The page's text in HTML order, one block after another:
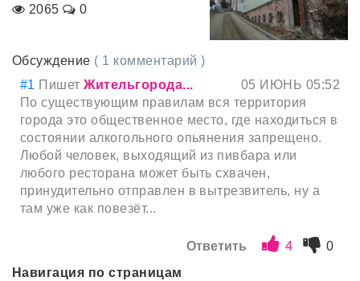
2065
0
Обсуждение ( 1 комментарий )
#1 ПишетЖительгорода...
05 ИЮНЬ 05:52
По существующим правилам вся территория
города это общественное место, где находиться в
состоянии алкогольного опьянения запрещено.
Любой человек, выходящий из пивбара или
любого ресторана может быть схвачен,
принудительно отправлен в вытрезвитель, ну а
там уже как повезёт...
Ответить 4
0
Навигация по страницам